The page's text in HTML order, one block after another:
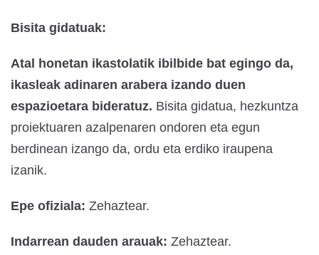
Bisita gidatuak:
Atal honetan ikastolatik ibilbide bat egingo da,
ikasleak adinaren arabera izando duen
espazioetara bideratuz. Bisita gidatua, hezkuntza
proiektuaren azalpenaren ondoren eta egun
berdinean izango da, ordu eta erdiko iraupena
izanik.
Epe ofiziala: Zehaztear.
Indarrean dauden arauak: Zehaztear.